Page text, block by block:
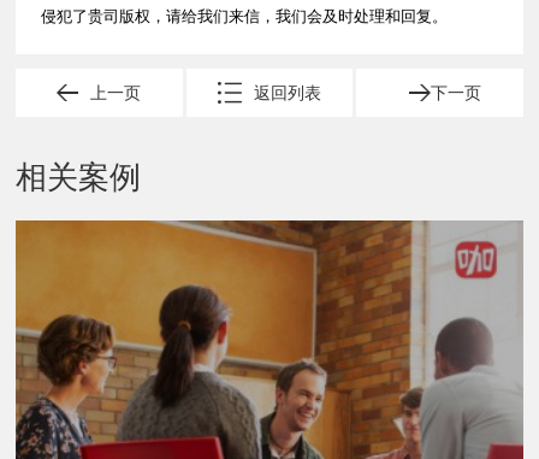
侵犯了贵司版权，请给我们来信，我们会及时处理和回复。
上一页 下一页
返回列表
相关案例